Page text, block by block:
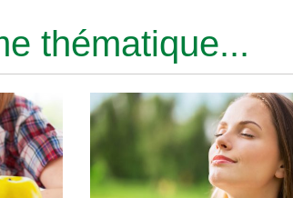
thématique...